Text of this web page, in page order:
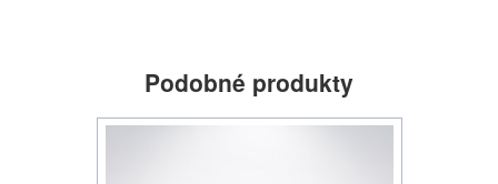
Podobné produkty